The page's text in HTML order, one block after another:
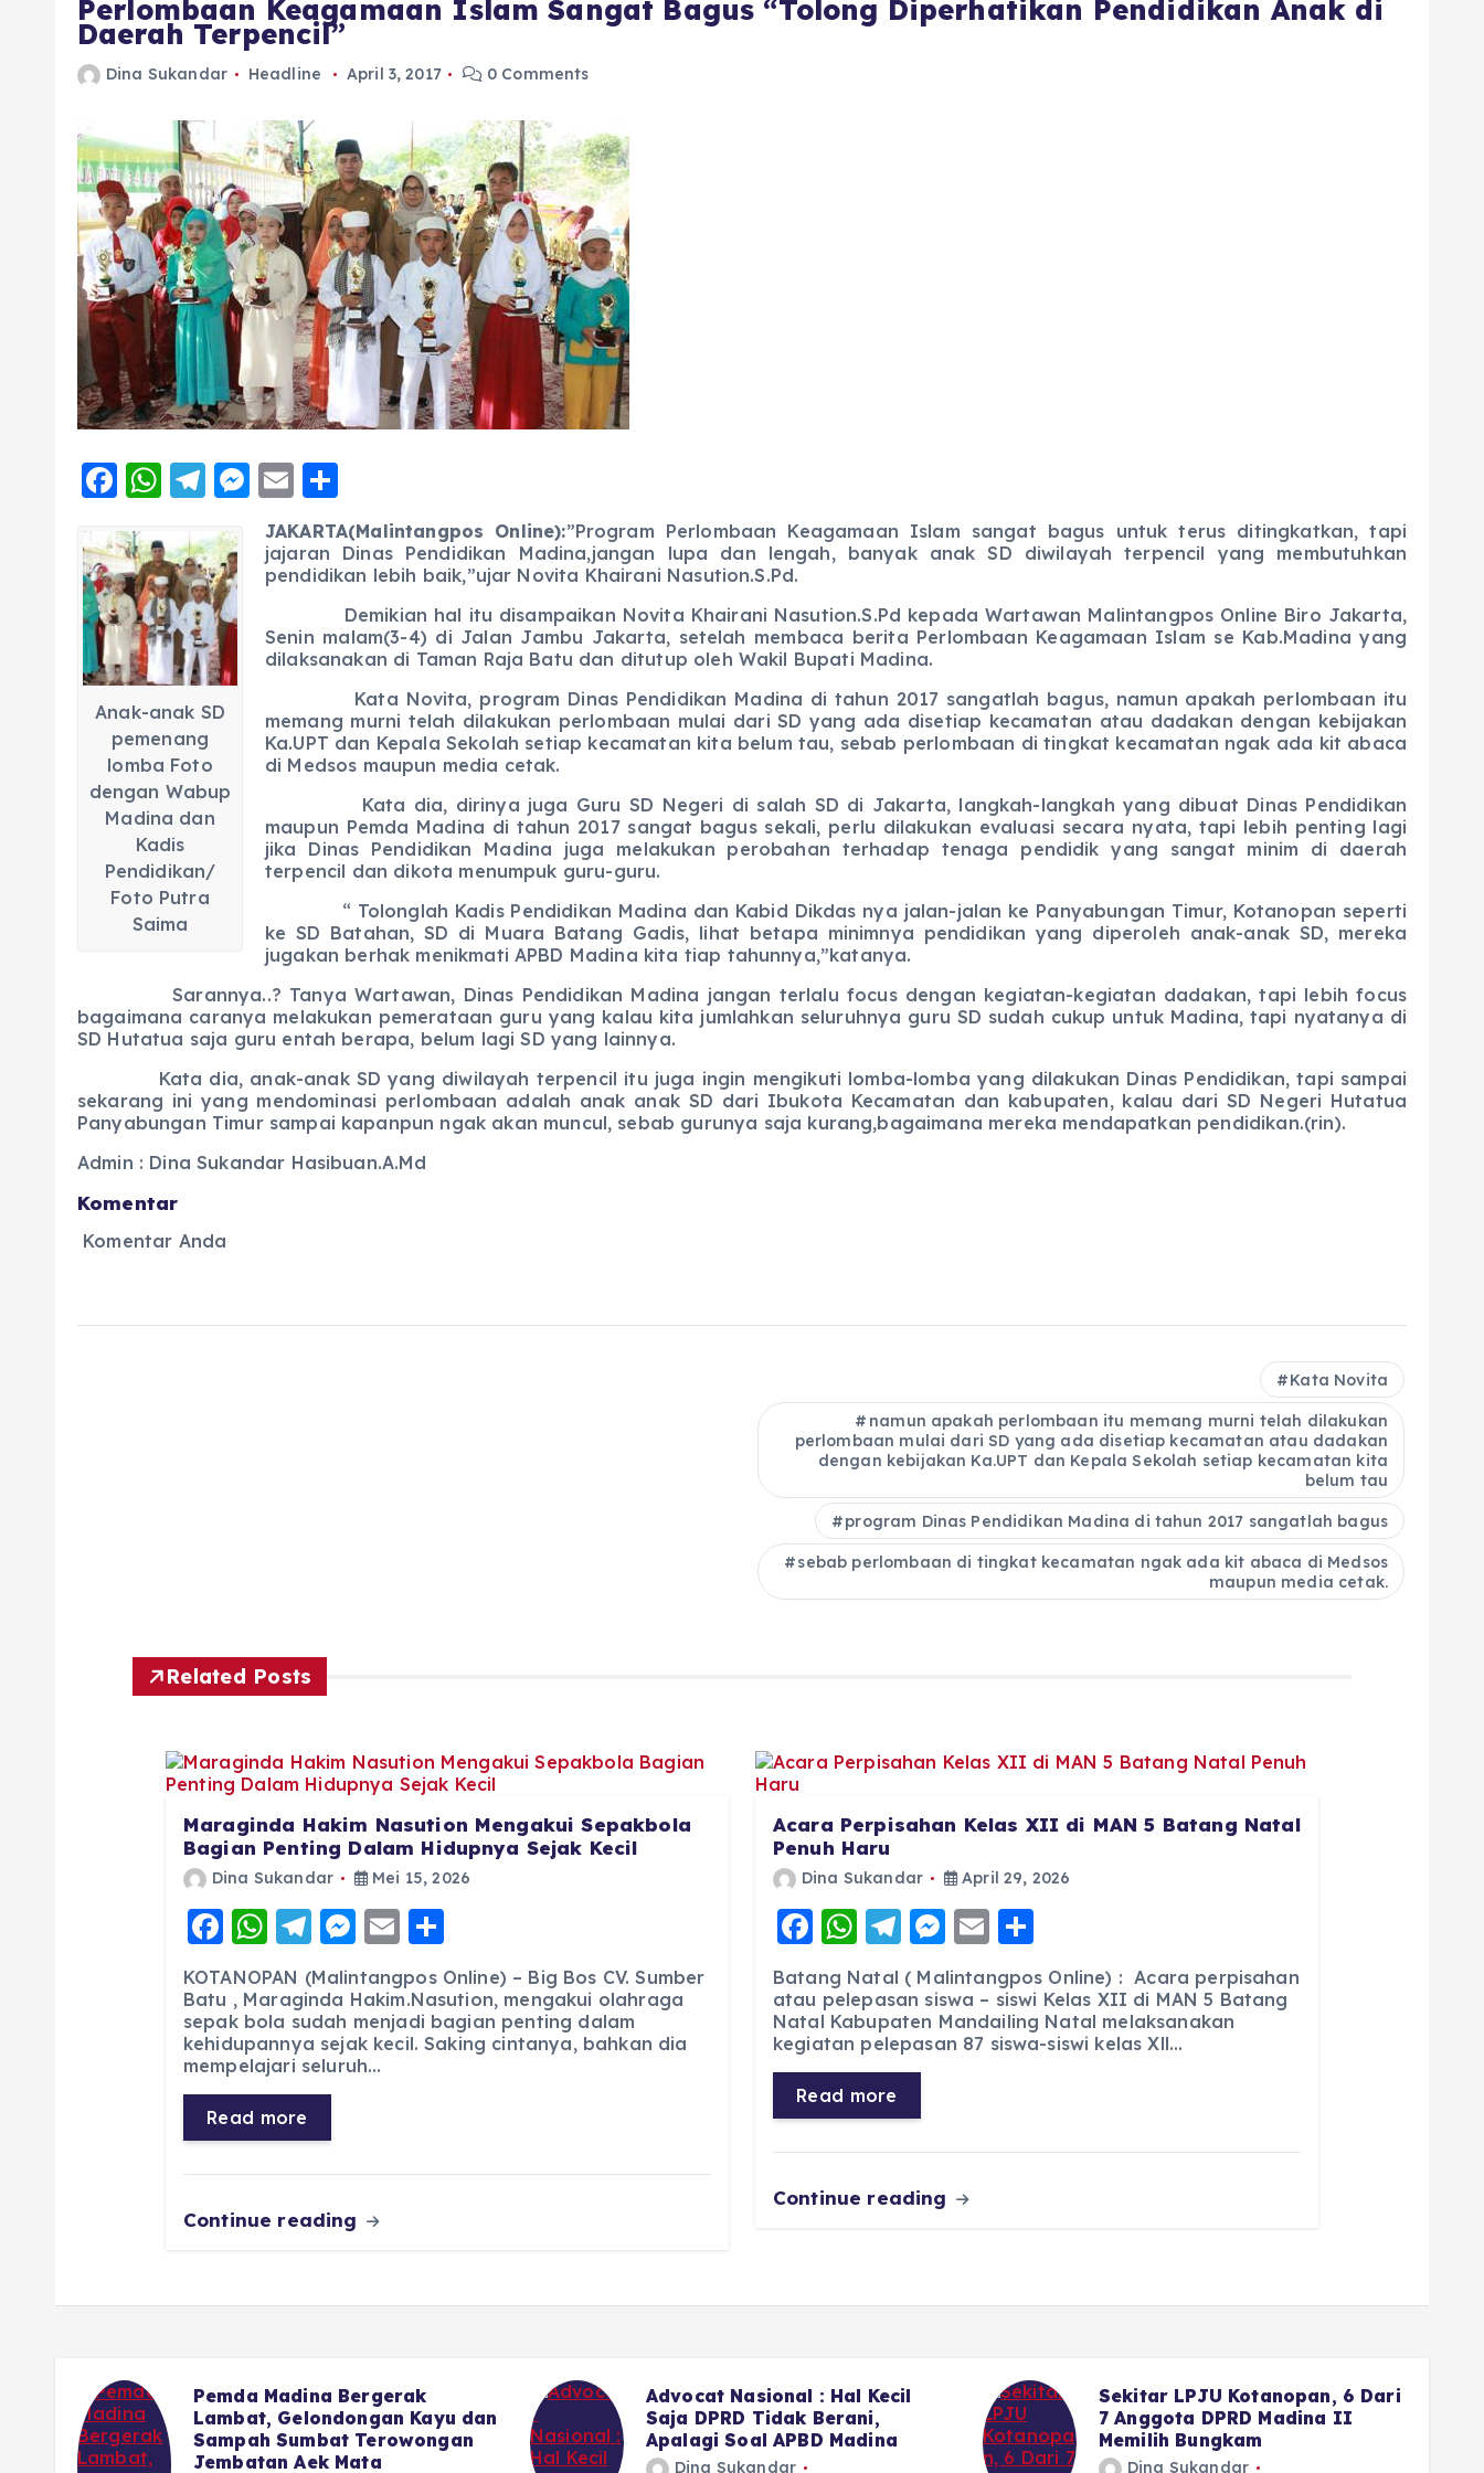
Perlombaan Keagamaan Islam Sangat Bagus “Tolong Diperhatikan Pendidikan Anak di
Daerah Terpencil”
Dina Sukandar Headline April 3, 2017 0 Comments
F
c
e
b
o
o
k
W
a
ts
A
p
p
T
e
g
r
a
m
M
e
ss
e
n
g
E
m
ai
l
h
a
re
Anak-anak SD
pemenang
lomba Foto
dengan Wabup
Madina dan
Kadis
Pendidikan/
Foto Putra
Saima
JAKARTA(Malintangpos Online):”Program Perlombaan Keagamaan Islam sangat bagus untuk terus ditingkatkan, tapi
jajaran Dinas Pendidikan Madina,jangan lupa dan lengah, banyak anak SD diwilayah terpencil yang membutuhkan
pendidikan lebih baik,”ujar Novita Khairani Nasution.S.Pd.
Demikian hal itu disampaikan Novita Khairani Nasution.S.Pd kepada Wartawan Malintangpos Online Biro Jakarta,
Senin malam(3-4) di Jalan Jambu Jakarta, setelah membaca berita Perlombaan Keagamaan Islam se Kab.Madina yang
dilaksanakan di Taman Raja Batu dan ditutup oleh Wakil Bupati Madina.
Kata Novita, program Dinas Pendidikan Madina di tahun 2017 sangatlah bagus, namun apakah perlombaan itu
memang murni telah dilakukan perlombaan mulai dari SD yang ada disetiap kecamatan atau dadakan dengan kebijakan
Ka.UPT dan Kepala Sekolah setiap kecamatan kita belum tau, sebab perlombaan di tingkat kecamatan ngak ada kit abaca
di Medsos maupun media cetak.
Kata dia, dirinya juga Guru SD Negeri di salah SD di Jakarta, langkah-langkah yang dibuat Dinas Pendidikan
maupun Pemda Madina di tahun 2017 sangat bagus sekali, perlu dilakukan evaluasi secara nyata, tapi lebih penting lagi
jika Dinas Pendidikan Madina juga melakukan perobahan terhadap tenaga pendidik yang sangat minim di daerah
terpencil dan dikota menumpuk guru-guru.
“ Tolonglah Kadis Pendidikan Madina dan Kabid Dikdas nya jalan-jalan ke Panyabungan Timur, Kotanopan seperti
ke SD Batahan, SD di Muara Batang Gadis, lihat betapa minimnya pendidikan yang diperoleh anak-anak SD, mereka
jugakan berhak menikmati APBD Madina kita tiap tahunnya,”katanya.
Sarannya..? Tanya Wartawan, Dinas Pendidikan Madina jangan terlalu focus dengan kegiatan-kegiatan dadakan, tapi lebih focus
bagaimana caranya melakukan pemerataan guru yang kalau kita jumlahkan seluruhnya guru SD sudah cukup untuk Madina, tapi nyatanya di
SD Hutatua saja guru entah berapa, belum lagi SD yang lainnya.
Kata dia, anak-anak SD yang diwilayah terpencil itu juga ingin mengikuti lomba-lomba yang dilakukan Dinas Pendidikan, tapi sampai
sekarang ini yang mendominasi perlombaan adalah anak anak SD dari Ibukota Kecamatan dan kabupaten, kalau dari SD Negeri Hutatua
Panyabungan Timur sampai kapanpun ngak akan muncul, sebab gurunya saja kurang,bagaimana mereka mendapatkan pendidikan.(rin).
Admin : Dina Sukandar Hasibuan.A.Md
Komentar
Komentar Anda
Kata Novita
namun apakah perlombaan itu memang murni telah dilakukan
perlombaan mulai dari SD yang ada disetiap kecamatan atau dadakan
dengan kebijakan Ka.UPT dan Kepala Sekolah setiap kecamatan kita
belum tau
program Dinas Pendidikan Madina di tahun 2017 sangatlah bagus
sebab perlombaan di tingkat kecamatan ngak ada kit abaca di Medsos
maupun media cetak.
Related Posts
Maraginda Hakim Nasution Mengakui Sepakbola
Bagian Penting Dalam Hidupnya Sejak Kecil
Dina Sukandar Mei 15, 2026
F
a
c
e
b
o
o
k
W
h
a
ts
A
p
p
T
el
e
g
r
a
m
M
e
ss
e
n
E
m
ai
l
h
a
re
KOTANOPAN (Malintangpos Online) – Big Bos CV. Sumber
Batu , Maraginda Hakim.Nasution, mengakui olahraga
sepak bola sudah menjadi bagian penting dalam
kehidupannya sejak kecil. Saking cintanya, bahkan dia
mempelajari seluruh…
Read more
Continue reading
Acara Perpisahan Kelas XII di MAN 5 Batang Natal
Penuh Haru
Dina Sukandar April 29, 2026
F
a
c
e
b
o
W
h
a
ts
A
p
T
el
e
g
r
M
e
ss
e
E
m
ai
l
h
a
re
Batang Natal ( Malintangpos Online) : Acara perpisahan
atau pelepasan siswa – siswi Kelas XII di MAN 5 Batang
Natal Kabupaten Mandailing Natal melaksanakan
kegiatan pelepasan 87 siswa-siswi kelas Xll…
Read more
Continue reading
Pemda Madina Bergerak
Lambat, Gelondongan Kayu dan
Sampah Sumbat Terowongan
Jembatan Aek Mata
Advocat Nasional : Hal Kecil
Saja DPRD Tidak Berani,
Apalagi Soal APBD Madina
Dina Sukandar
Sekitar LPJU Kotanopan, 6 Dari
7 Anggota DPRD Madina II
Memilih Bungkam
Dina Sukandar